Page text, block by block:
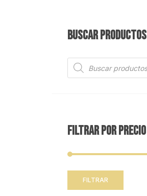
BUSCAR PRODUCTOS
Búsqueda
de
FILTRAR POR PRECIO
FILTRAR